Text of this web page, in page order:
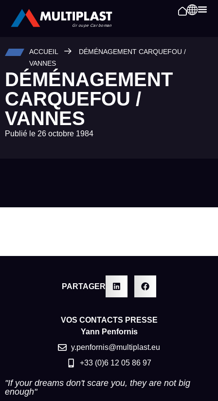
ACCUEIL
DÉMÉNAGEMENT CARQUEFOU /
VANNES
DÉMÉNAGEMENT
CARQUEFOU /
VANNES
Publié le 26 octobre 1984
PARTAGER
VOS CONTACTS PRESSE
Yann Penfornis
y.penfornis@multiplast.eu
+33 (0)6 12 05 86 97
"If your dreams don't scare you, they are not big
enough"